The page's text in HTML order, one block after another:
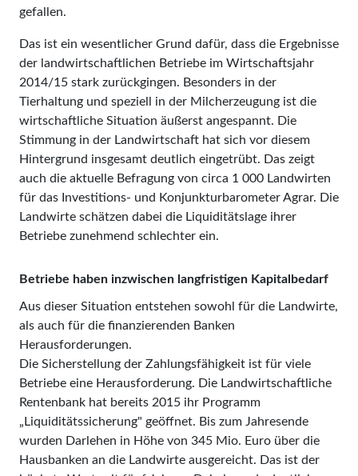
gefallen.
Das ist ein wesentlicher Grund dafür, dass die Ergebnisse
der landwirtschaftlichen Betriebe im Wirtschaftsjahr
2014/15 stark zurückgingen. Besonders in der
Tierhaltung und speziell in der Milcherzeugung ist die
wirtschaftliche Situation äußerst angespannt. Die
Stimmung in der Landwirtschaft hat sich vor diesem
Hintergrund insgesamt deutlich eingetrübt. Das zeigt
auch die aktuelle Befragung von circa 1 000 Landwirten
für das Investitions- und Konjunkturbarometer Agrar. Die
Landwirte schätzen dabei die Liquiditätslage ihrer
Betriebe zunehmend schlechter ein.
Betriebe haben inzwischen langfristigen Kapitalbedarf
Aus dieser Situation entstehen sowohl für die Landwirte,
als auch für die finanzierenden Banken
Herausforderungen.
Die Sicherstellung der Zahlungsfähigkeit ist für viele
Betriebe eine Herausforderung. Die Landwirtschaftliche
Rentenbank hat bereits 2015 ihr Programm
„Liquiditätssicherung" geöffnet. Bis zum Jahresende
wurden Darlehen in Höhe von 345 Mio. Euro über die
Hausbanken an die Landwirte ausgereicht. Das ist der